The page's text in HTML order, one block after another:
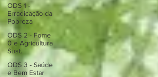
ODS 1 -
Erradicação da
Pobreza
ODS 2 - Fome
0 e Agricultura
Sust.
ODS 3 - Saúde
e Bem Estar